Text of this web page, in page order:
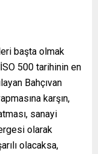
başta olmak
500 tarihinin en
Bahçıvan
karşın,
sanayi
olarak
olacaksa,